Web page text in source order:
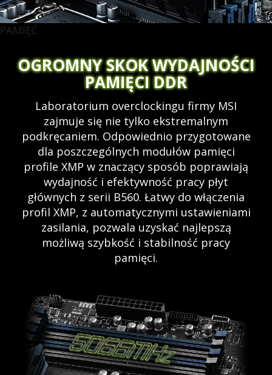
PAMIĘĆ
OGROMNY SKOK WYDAJNOŚCI
PAMIĘCI DDR
Laboratorium overclockingu firmy MSI
zajmuje się nie tylko ekstremalnym
podkręcaniem. Odpowiednio przygotowane
dla poszczególnych modułów pamięci
profile XMP w znaczący sposób poprawiają
wydajność i efektywność pracy płyt
głównych z serii B560. Łatwy do włączenia
profil XMP, z automatycznymi ustawieniami
zasilania, pozwala uzyskać najlepszą
możliwą szybkość i stabilność pracy
pamięci.